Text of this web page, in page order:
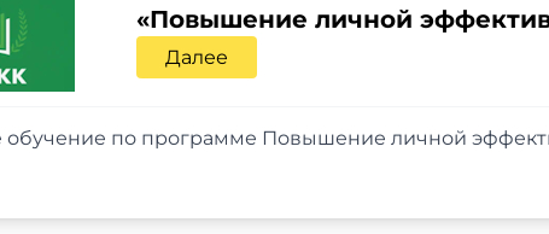
«Повышение личной
Далее
обучение по программе Повышение личной